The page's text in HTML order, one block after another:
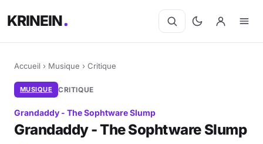
KRINEIN
Accueil › Musique › Critique
MUSIQUE CRITIQUE
Grandaddy - The Sophtware Slump
Grandaddy - The Sophtware Slump